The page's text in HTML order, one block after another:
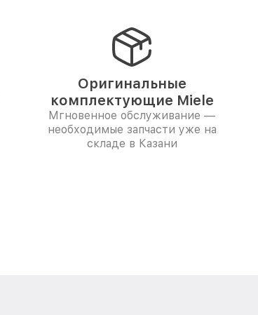
Оригинальные
комплектующие Miele
Мгновенное обслуживание —
необходимые запчасти уже на
складе в Казани